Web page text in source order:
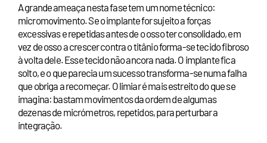
A grande ameaça nesta fase tem um nome técnico:
micromovimento. Se o implante for sujeito a forças
excessivas e repetidas antes de o osso ter consolidado, em
vez de osso a crescer contra o titânio forma-se tecido fibroso
à volta dele. Esse tecido não ancora nada. O implante fica
solto, e o que parecia um sucesso transforma-se numa falha
que obriga a recomeçar. O limiar é mais estreito do que se
imagina: bastam movimentos da ordem de algumas
dezenas de micrómetros, repetidos, para perturbar a
integração.